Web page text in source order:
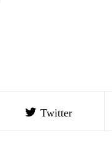
Twitter